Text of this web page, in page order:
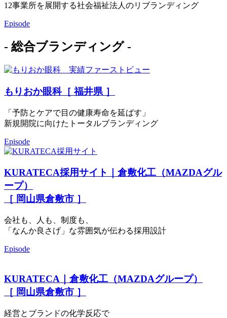
12事業所を展開する社会福祉法人のリブランディング
Episode
- 総合ブランディング -
もりおか眼科［ 福井県 ］
「予防とケアで目の健康寿命を延ばす」
新規開院に向けたトータルブランディング
Episode
KURATECA採用サイト｜倉敷化工（MAZDAグル
ープ）
［ 岡山県倉敷市 ］
会社も、人も、制度も、
「なんか良さげ」な雰囲気が伝わる採用設計
Episode
KURATECA｜倉敷化工（MAZDAグループ）
［ 岡山県倉敷市 ］
経営とブランドの化学反応で